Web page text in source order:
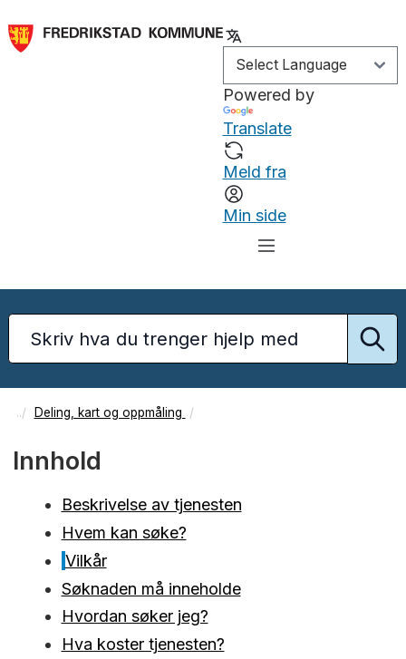
Powered by
Translate
Meld fra
Min side
Deling, kart og oppmåling
Innhold
Beskrivelse av tjenesten
Hvem kan søke?
Vilkår
Søknaden må inneholde
Hvordan søker jeg?
Hva koster tjenesten?